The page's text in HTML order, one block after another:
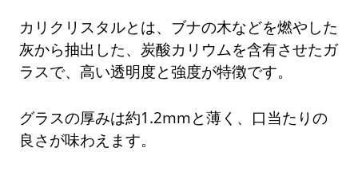
カリクリスタルとは、ブナの木などを燃やした
灰から抽出した、炭酸カリウムを含有させたガ
ラスで、高い透明度と強度が特徴です。
グラスの厚みは約1.2mmと薄く、口当たりの
良さが味わえます。